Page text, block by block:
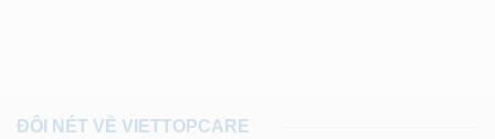
ĐÔI NÉT VỀ VIETTOPCARE